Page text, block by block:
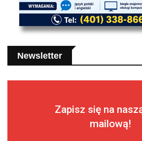
Newsletter
Zapisz się na
mailową!